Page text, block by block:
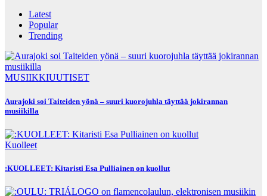
Latest
Popular
Trending
MUSIIKKIUUTISET
Aurajoki soi Taiteiden yönä – suuri kuorojuhla täyttää jokirannan
musiikilla
Kuolleet
:KUOLLEET: Kitaristi Esa Pulliainen on kuollut